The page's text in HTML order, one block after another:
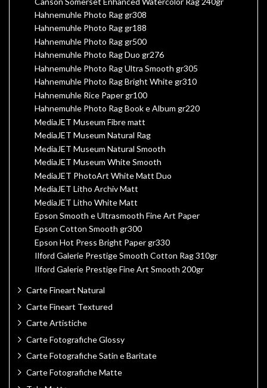
Hahnemuhle Photo Rag gr308
Hahnemuhle Photo Rag gr188
Hahnemuhle Photo Rag gr500
Hahnemuhle Photo Rag Duo gr276
Hahnemuhle Photo Rag Ultra Smooth gr305
Hahnemuhle Photo Rag Bright White gr310
Hahnemuhle Rice Paper gr100
Hahnemuhle Photo Rag Book e Album gr220
MediaJET Museum Fibre matt
MediaJET Museum Natural Rag
MediaJET Museum Natural Smooth
MediaJET Museum White Smooth
MediaJET PhotoArt White Matt Duo
MediaJET Litho Archiv Matt
MediaJET Litho White Matt
Epson Smooth e Ultrasmooth Fine Art Paper
Epson Cotton Smooth gr300
Epson Hot Press Bright Paper gr330
Ilford Galerie Prestige Smooth Cotton Rag 310gr
Ilford Galerie Prestige Fine Art Smooth 200gr
Carte Fineart Natural
Carte Fineart Textured
Carte Artistiche
Carte Fotografiche Glossy
Carte Fotografiche Satin e Baritate
Carte Fotografiche Matte